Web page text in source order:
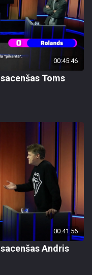
00:45:46
Toms
00:41:56
Andris